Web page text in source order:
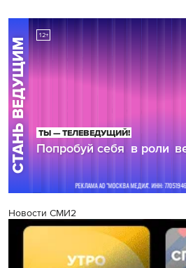
Новости СМИ2